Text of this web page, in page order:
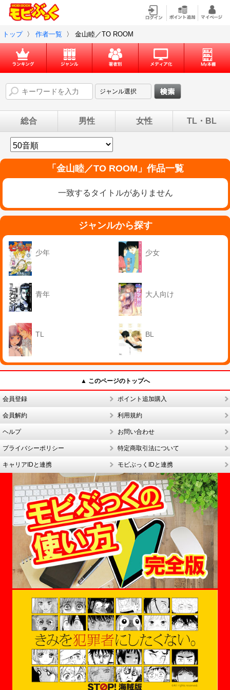
トップ 〉 作者一覧 〉 金山睦／TO ROOM
総合 男性 女性 TL・BL
「 金山睦／TO ROOM 」作品一覧
一致するタイトルがありません
ジャンルから探す
少年 少女
青年 大人向け
TL BL
▲ このページのトップへ
会員登録 ポイント追加購入
会員解約 利用規約
ヘルプ お問い合わせ
プライバシーポリシー 特定商取引法について
キャリアIDと連携 モビぶっくIDと連携